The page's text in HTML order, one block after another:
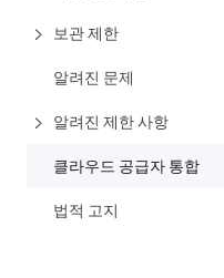
보관 제한
알려진 문제
알려진 제한 사항
클라우드 공급자 통합
법적 고지